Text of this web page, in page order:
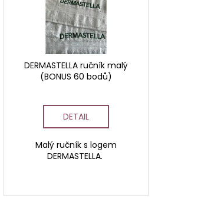
DERMASTELLA ručník malý
(BONUS 60 bodů)
DETAIL
Malý ručník s logem
DERMASTELLA.